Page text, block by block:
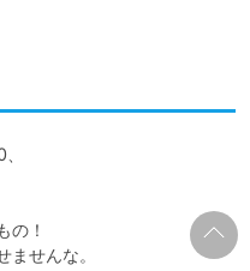
の！
ませんな。